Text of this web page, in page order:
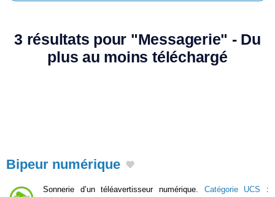
3 résultats pour "Messagerie" - Du
plus au moins téléchargé
Bipeur numérique
Sonnerie d’un téléavertisseur numérique. Catégorie UCS :